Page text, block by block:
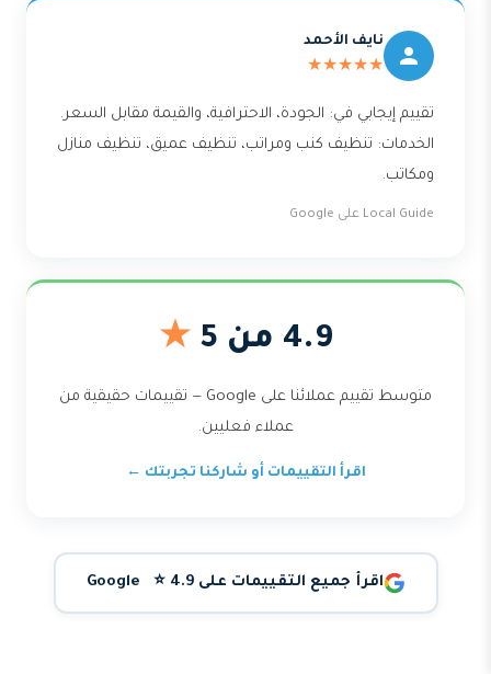
نايف الأحمد
★★★★★
تقييم إيجابي في: الجودة، الاحترافية، والقيمة مقابل السعر.
الخدمات: تنظيف كنب ومراتب، تنظيف عميق، تنظيف منازل
ومكاتب.
Local Guide على Google
4.9 من 5 ★
متوسط تقييم عملائنا على Google — تقييمات حقيقية من
عملاء فعليين.
اقرأ التقييمات أو شاركنا تجربتك ←
اقرأ جميع التقييمات على Google ⭐ 4.9